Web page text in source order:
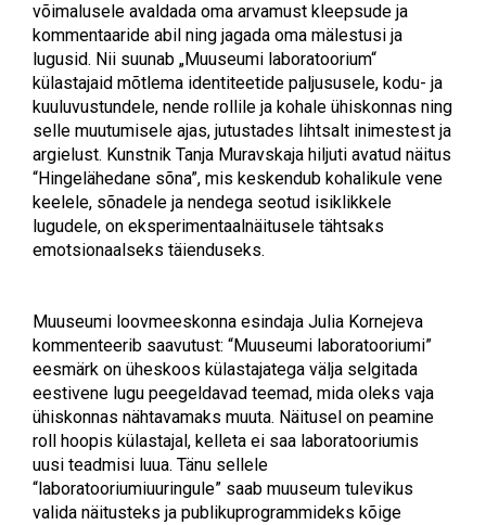
võimalusele avaldada oma arvamust kleepsude ja
kommentaaride abil ning jagada oma mälestusi ja
lugusid. Nii suunab „Muuseumi laboratoorium“
külastajaid mõtlema identiteetide paljususele, kodu- ja
kuuluvustundele, nende rollile ja kohale ühiskonnas ning
selle muutumisele ajas, jutustades lihtsalt inimestest ja
argielust. Kunstnik Tanja Muravskaja hiljuti avatud näitus
“Hingelähedane sõna”, mis keskendub kohalikule vene
keelele, sõnadele ja nendega seotud isiklikkele
lugudele, on eksperimentaalnäitusele tähtsaks
emotsionaalseks täienduseks.
Muuseumi loovmeeskonna esindaja Julia Kornejeva
kommenteerib saavutust: “Muuseumi laboratooriumi”
eesmärk on üheskoos külastajatega välja selgitada
eestivene lugu peegeldavad teemad, mida oleks vaja
ühiskonnas nähtavamaks muuta. Näitusel on peamine
roll hoopis külastajal, kelleta ei saa laboratooriumis
uusi teadmisi luua. Tänu sellele
“laboratooriumiuuringule” saab muuseum tulevikus
valida näitusteks ja publikuprogrammideks kõige